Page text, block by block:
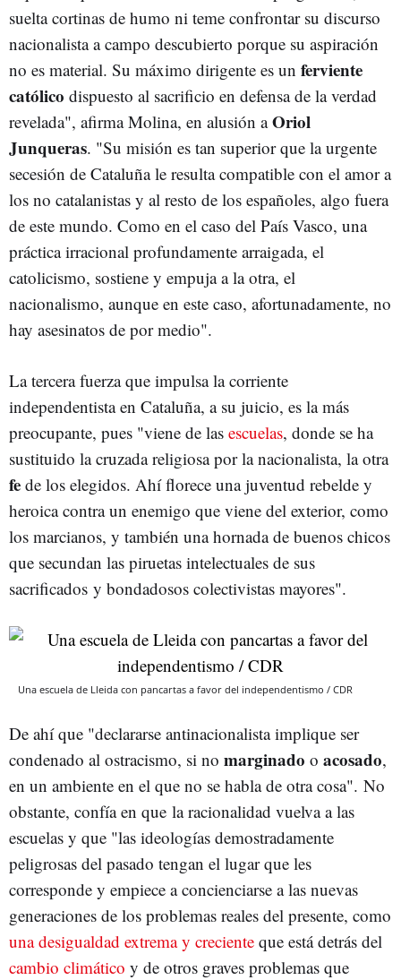
suelta cortinas de humo ni teme confrontar su discurso
nacionalista a campo descubierto porque su aspiración
no es material. Su máximo dirigente es un ferviente
católico dispuesto al sacrificio en defensa de la verdad
revelada", afirma Molina, en alusión aOriol
Junqueras. "Su misión es tan superior que la urgente
secesión de Cataluña le resulta compatible con el amor a
los no catalanistas y al resto de los españoles, algo fuera
de este mundo. Como en el caso del País Vasco, una
práctica irracional profundamente arraigada, el
catolicismo, sostiene y empuja a la otra, el
nacionalismo, aunque en este caso, afortunadamente, no
hay asesinatos de por medio".
La tercera fuerza que impulsa la corriente
independentista en Cataluña, a su juicio, es la más
preocupante, pues "viene de las escuelas, donde se ha
sustituido la cruzada religiosa por la nacionalista, la otra
fe de los elegidos. Ahí florece una juventud rebelde y
heroica contra un enemigo que viene del exterior, como
los marcianos, y también una hornada de buenos chicos
que secundan las piruetas intelectuales de sus
sacrificados y bondadosos colectivistas mayores".
Una escuela de Lleida con pancartas a favor del independentismo / CDR
De ahí que "declararse antinacionalista implique ser
condenado al ostracismo, si no marginado o acosado,
en un ambiente en el que no se habla de otra cosa". No
obstante, confía en que la racionalidad vuelva a las
escuelas y que "las ideologías demostradamente
peligrosas del pasado tengan el lugar que les
corresponde y empiece a concienciarse a las nuevas
generaciones de los problemas reales del presente, como
una desigualdad extrema y creciente que está detrás del
cambio climático y de otros graves problemas que